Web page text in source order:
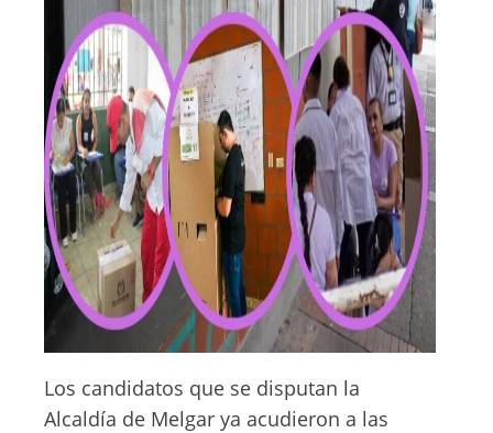
Los candidatos que se disputan la
Alcaldía de Melgar ya acudieron a las